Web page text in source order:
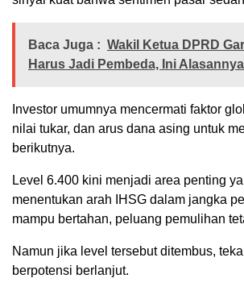
Baca Juga : Wakil Ketua DPRD
Harus Jadi Pembeda, Ini Alasannya
Investor umumnya mencermati faktor
nilai tukar, dan arus dana asing untuk
berikutnya.
Level 6.400 kini menjadi area penting
menentukan arah IHSG dalam jangka
mampu bertahan, peluang pemulihan
Namun jika level tersebut ditembus,
berpotensi berlanjut.